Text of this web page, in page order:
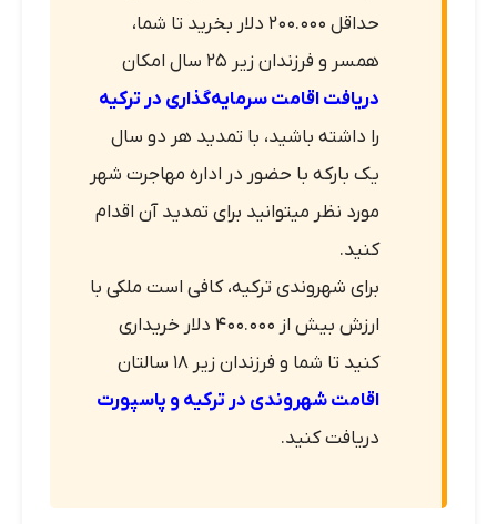
حداقل ۲۰۰.۰۰۰ دلار بخرید تا شما،
همسر و فرزندان زیر ۲۵ سال امکان
دریافت اقامت سرمایه‌گذاری در ترکیه
را داشته باشید، با تمدید هر دو سال
یک بارکه با حضور در اداره مهاجرت شهر
مورد نظر میتوانید برای تمدید آن اقدام
کنید.
برای شهروندی ترکیه، کافی است ملکی با
ارزش بیش از ۴۰۰.۰۰۰ دلار خریداری
کنید تا شما و فرزندان زیر ۱۸ سالتان
اقامت شهروندی در ترکیه و پاسپورت
دریافت کنید.